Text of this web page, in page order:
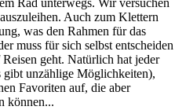
Rad unterwegs. Wir versuchen
Auch zum Klettern
was den Rahmen für das
muss für sich selbst entscheiden
geht. Natürlich hat jeder
gibt unzählige Möglichkeiten),
Favoriten auf, die aber
können...